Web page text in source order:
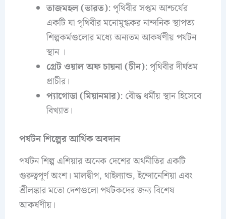
তাজমহল (ভারত): পৃথিবীর সপ্তম আশ্চর্যের
একটি যা পৃথিবীর মনোমুগ্ধকর নান্দনিক স্থাপত্য
শিল্পকর্মগুলোর মধ্যে অন্যতম আকর্ষণীয় পর্যটন
স্থান ।
গ্রেট ওয়াল অফ চায়না (চীন): পৃথিবীর দীর্ঘতম
প্রাচীর।
প্যাগোডা (মিয়ানমার): বৌদ্ধ ধর্মীয় স্থান হিসেবে
বিখ্যাত।
পর্যটন শিল্পের আর্থিক অবদান
পর্যটন শিল্প এশিয়ার অনেক দেশের অর্থনীতির একটি
গুরুত্বপূর্ণ অংশ। মালদ্বীপ, থাইল্যান্ড, ইন্দোনেশিয়া এবং
শ্রীলঙ্কার মতো দেশগুলো পর্যটকদের জন্য বিশেষ
আকর্ষণীয়।